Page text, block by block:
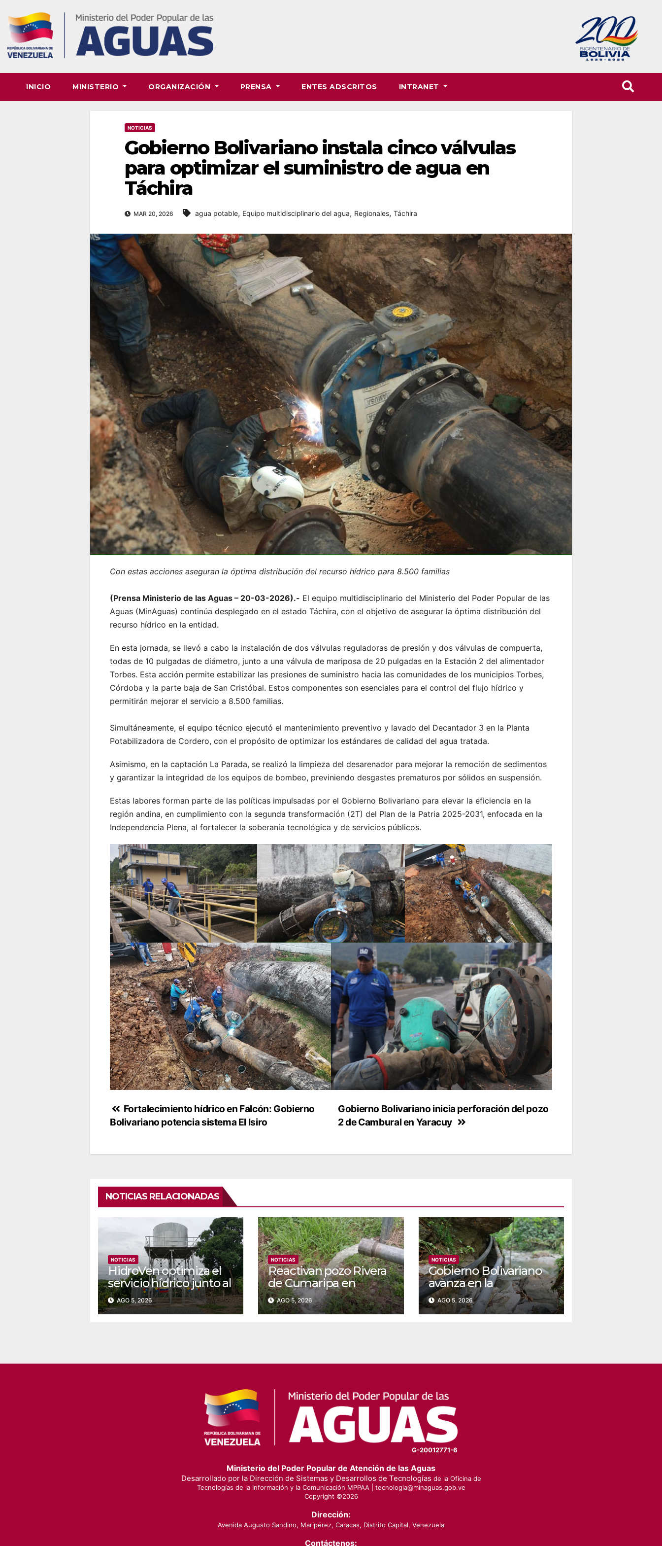
content
INICIO MINISTERIO ORGANIZACIÓN PRENSA ENTES ADSCRITOS INTRANET
NOTICIAS
Gobierno Bolivariano instala cinco válvulas
para optimizar el suministro de agua en
Táchira
MAR 20, 2026 agua potable, Equipo multidisciplinario del agua, Regionales, Táchira
Con estas acciones aseguran la óptima distribución del recurso hídrico para 8.500 familias
(Prensa Ministerio de las Aguas – 20-03-2026).- El equipo multidisciplinario del Ministerio del Poder Popular de las
Aguas (MinAguas) continúa desplegado en el estado Táchira, con el objetivo de asegurar la óptima distribución del
recurso hídrico en la entidad.
En esta jornada, se llevó a cabo la instalación de dos válvulas reguladoras de presión y dos válvulas de compuerta,
todas de 10 pulgadas de diámetro, junto a una válvula de mariposa de 20 pulgadas en la Estación 2 del alimentador
Torbes. Esta acción permite estabilizar las presiones de suministro hacia las comunidades de los municipios Torbes,
Córdoba y la parte baja de San Cristóbal. Estos componentes son esenciales para el control del flujo hídrico y
permitirán mejorar el servicio a 8.500 familias.
Simultáneamente, el equipo técnico ejecutó el mantenimiento preventivo y lavado del Decantador 3 en la Planta
Potabilizadora de Cordero, con el propósito de optimizar los estándares de calidad del agua tratada.
Asimismo, en la captación La Parada, se realizó la limpieza del desarenador para mejorar la remoción de sedimentos
y garantizar la integridad de los equipos de bombeo, previniendo desgastes prematuros por sólidos en suspensión.
Estas labores forman parte de las políticas impulsadas por el Gobierno Bolivariano para elevar la eficiencia en la
región andina, en cumplimiento con la segunda transformación (2T) del Plan de la Patria 2025-2031, enfocada en la
Independencia Plena, al fortalecer la soberanía tecnológica y de servicios públicos.
Navegación
de
Gobierno Bolivariano inicia perforación del pozo
2 de Cambural en Yaracuy
Fortalecimiento hídrico en Falcón: Gobierno
Bolivariano potencia sistema El Isiro
NOTICIAS RELACIONADAS
NOTICIAS
‎‎HidroVen optimiza el
servicio hídrico junto al
Poder Popular en
Amazonas
AGO 5, 2026
NOTICIAS
Reactivan pozo Rivera
de Cumaripa en
atención a 141 familias
de Yaracuy
AGO 5, 2026
NOTICIAS
‎Gobierno Bolivariano
avanza en la
construcción del
acueducto Las Lajas
AGO 5, 2026
G-20012771-6
Ministerio del Poder Popular de Atención de las Aguas
Desarrollado por la Dirección de Sistemas y Desarrollos de Tecnologías de la Oficina de
Tecnologías de la Información y la Comunicación MPPAA | tecnologia@minaguas.gob.ve
Copyright ©2026
Dirección:
Avenida Augusto Sandino, Maripérez, Caracas, Distrito Capital, Venezuela
Contáctenos: